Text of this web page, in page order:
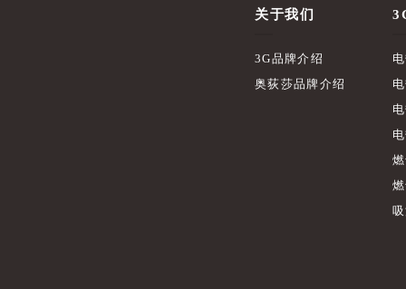
关于我们
3G品牌介绍
奥荻莎品牌介绍